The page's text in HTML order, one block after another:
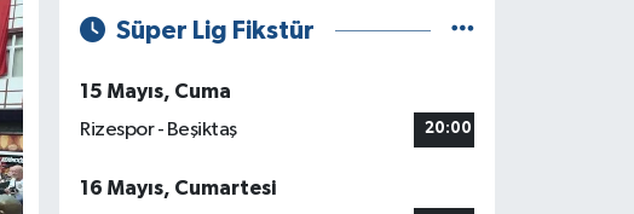
Süper Lig Fikstür
15 Mayıs, Cuma
Rizespor - Beşiktaş
20:00
16 Mayıs, Cumartesi